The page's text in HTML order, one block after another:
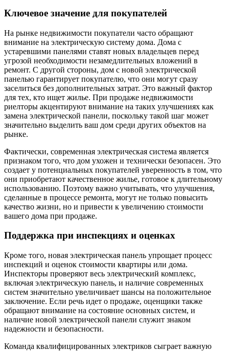
Ключевое значение для покупателей
На рынке недвижимости покупатели часто обращают
внимание на электрическую систему дома. Дома с
устаревшими панелями ставят новых владельцев перед
угрозой необходимости незамедлительных вложений в
ремонт. С другой стороны, дом с новой электрической
панелью гарантирует покупателю, что они могут сразу
заселиться без дополнительных затрат. Это важный фактор
для тех, кто ищет жилье. При продаже недвижимости
риелторы акцентируют внимание на таких улучшениях как
замена электрической панели, поскольку такой шаг может
значительно выделить ваш дом среди других объектов на
рынке.
Фактически, современная электрическая система является
признаком того, что дом ухожен и технически безопасен. Это
создает у потенциальных покупателей уверенность в том, что
они приобретают качественное жилье, готовое к длительному
использованию. Поэтому важно учитывать, что улучшения,
сделанные в процессе ремонта, могут не только повысить
качество жизни, но и привести к увеличению стоимости
вашего дома при продаже.
Поддержка при инспекциях и оценках
Кроме того, новая электрическая панель упрощает процесс
инспекций и оценок стоимости квартиры или дома.
Инспекторы проверяют весь электрический комплекс,
включая электрическую панель, и наличие современных
систем значительно увеличивает шансы на положительное
заключение. Если речь идет о продаже, оценщики также
обращают внимание на состояние основных систем, и
наличие новой электрической панели служит знаком
надежности и безопасности.
Команда квалифицированных электриков сыграет важную